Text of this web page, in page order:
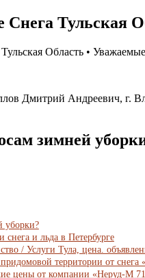
Тульская
Область •
Дмитрий Андреевич, г.
зимней
уборки?
снега и льда в Петербурге
/ Услуги Тула, цена.
территории от
цены от компании «Неруд-М